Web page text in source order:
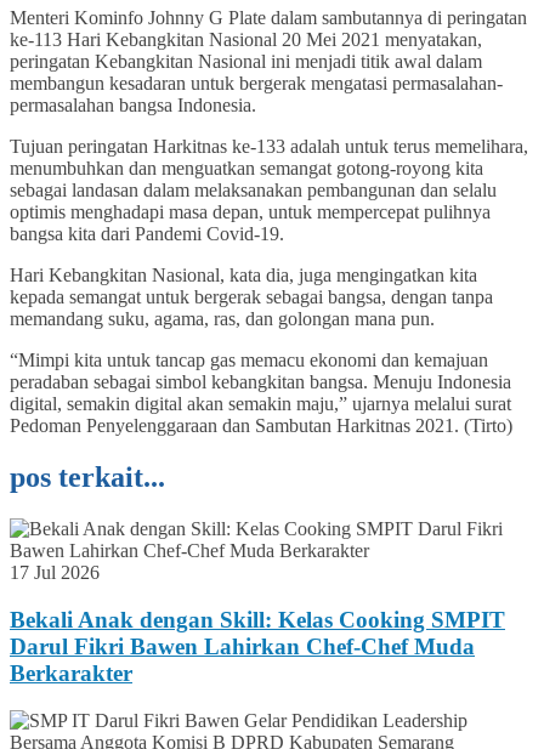
Menteri Kominfo Johnny G Plate dalam sambutannya di peringatan
ke-113 Hari Kebangkitan Nasional 20 Mei 2021 menyatakan,
peringatan Kebangkitan Nasional ini menjadi titik awal dalam
membangun kesadaran untuk bergerak mengatasi permasalahan-
permasalahan bangsa Indonesia.
Tujuan peringatan Harkitnas ke-133 adalah untuk terus memelihara,
menumbuhkan dan menguatkan semangat gotong-royong kita
sebagai landasan dalam melaksanakan pembangunan dan selalu
optimis menghadapi masa depan, untuk mempercepat pulihnya
bangsa kita dari Pandemi Covid-19.
Hari Kebangkitan Nasional, kata dia, juga mengingatkan kita
kepada semangat untuk bergerak sebagai bangsa, dengan tanpa
memandang suku, agama, ras, dan golongan mana pun.
“Mimpi kita untuk tancap gas memacu ekonomi dan kemajuan
peradaban sebagai simbol kebangkitan bangsa. Menuju Indonesia
digital, semakin digital akan semakin maju,” ujarnya melalui surat
Pedoman Penyelenggaraan dan Sambutan Harkitnas 2021. (Tirto)
pos terkait...
17 Jul 2026
Bekali Anak dengan Skill: Kelas Cooking SMPIT
Darul Fikri Bawen Lahirkan Chef-Chef Muda
Berkarakter